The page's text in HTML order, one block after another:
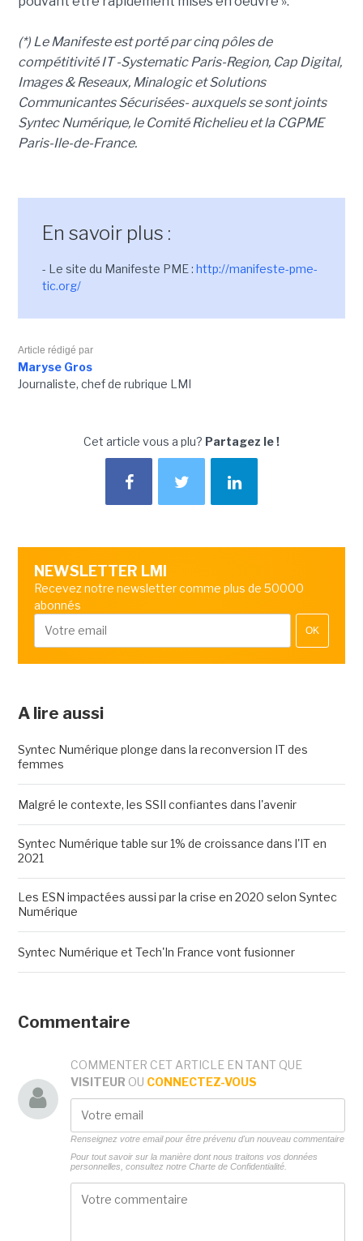
(*) Le Manifeste est porté par cinq pôles de
compétitivité IT -Systematic Paris-Region, Cap Digital,
Images & Reseaux, Minalogic et Solutions
Communicantes Sécurisées- auxquels se sont joints
Syntec Numérique, le Comité Richelieu et la CGPME
Paris-Ile-de-France.
En savoir plus :
- Le site du Manifeste PME : http://manifeste-pme-
tic.org/
Article rédigé par
Maryse Gros
Journaliste, chef de rubrique LMI
Cet article vous a plu? Partagez le !
NEWSLETTER LMI
Recevez notre newsletter comme plus de 50000
abonnés
OK
A lire aussi
Syntec Numérique plonge dans la reconversion IT des
femmes
Malgré le contexte, les SSII confiantes dans l'avenir
Syntec Numérique table sur 1% de croissance dans l'IT en
2021
Les ESN impactées aussi par la crise en 2020 selon Syntec
Numérique
Syntec Numérique et Tech'In France vont fusionner
Commentaire
COMMENTER CET ARTICLE EN TANT QUE
VISITEUR OU CONNECTEZ-VOUS
Renseignez votre email pour être prévenu d'un nouveau commentaire
Pour tout savoir sur la manière dont nous traitons vos données
personnelles, consultez notre Charte de Confidentialité.